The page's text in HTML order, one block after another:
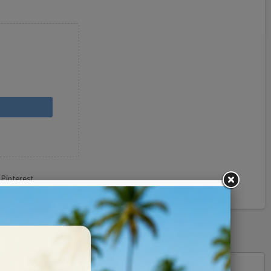
Pinterest